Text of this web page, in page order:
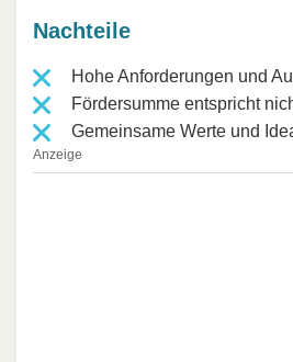
Nachteile
Hohe Anforderungen und
Fördersumme entspricht
Gemeinsame Werte und
Anzeige